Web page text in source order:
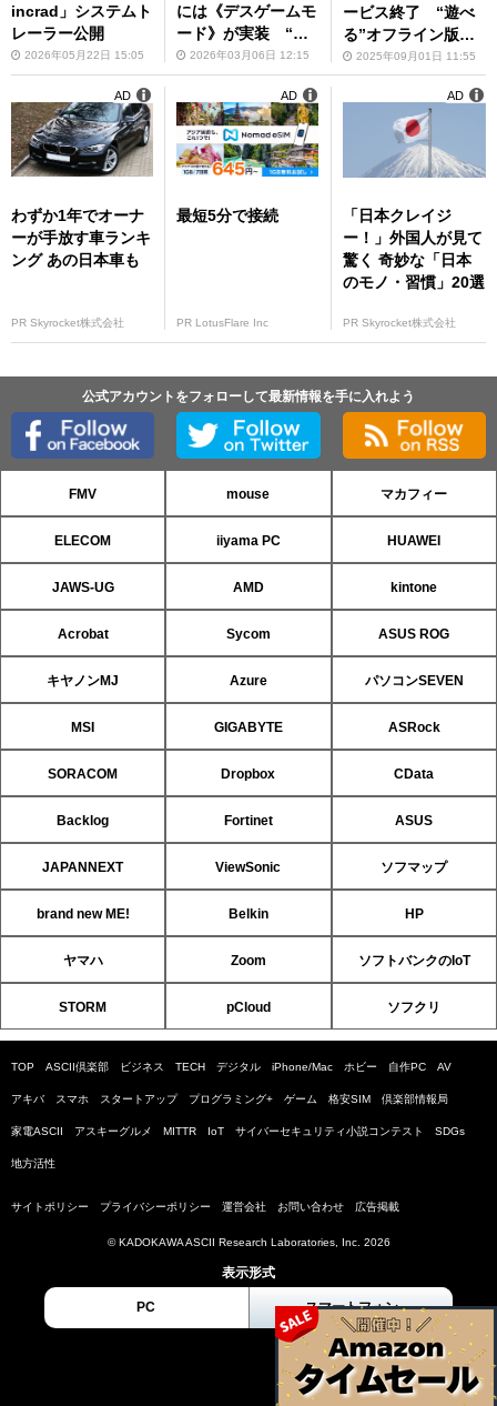
incrad」システムト
レーラー公開
2026年05月22日 15:05
には《デスゲームモ
ード》が実装 “ゲ
ームオーバー＝セー
ブデータ削除”の恐
怖
2026年03月06日 12:15
ービス終了 “遊べ
る”オフライン版を
配信予定
2025年09月01日 11:55
わずか1年でオーナ
ーが手放す車ランキ
ング あの日本車も
PR Skyrocket株式会社
AD
最短5分で接続
PR LotusFlare Inc
AD
「日本クレイジ
ー！」外国人が見て
驚く 奇妙な「日本
のモノ・習慣」20選
PR Skyrocket株式会社
AD
公式アカウントをフォローして最新情報を手に入れよう
FMV mouse マカフィー
ELECOM iiyama PC HUAWEI
JAWS-UG AMD kintone
Acrobat Sycom ASUS ROG
キヤノンMJ Azure パソコンSEVEN
MSI GIGABYTE ASRock
SORACOM Dropbox CData
Backlog Fortinet ASUS
JAPANNEXT ViewSonic ソフマップ
brand new ME! Belkin HP
ヤマハ Zoom ソフトバンクのIoT
STORM pCloud ソフクリ
TOP ASCII倶楽部 ビジネス TECH デジタル iPhone/Mac ホビー 自作PC AV
アキバ スマホ スタートアップ プログラミング+ ゲーム 格安SIM 倶楽部情報局
家電ASCII アスキーグルメ MITTR IoT サイバーセキュリティ小説コンテスト SDGs
地方活性
サイトポリシー プライバシーポリシー 運営会社 お問い合わせ 広告掲載
© KADOKAWA ASCII Research Laboratories, Inc. 2026
表示形式
PC スマートフォン